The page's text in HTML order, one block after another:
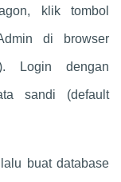
klik tombol
di browser
Login dengan
sandi (default
buat database